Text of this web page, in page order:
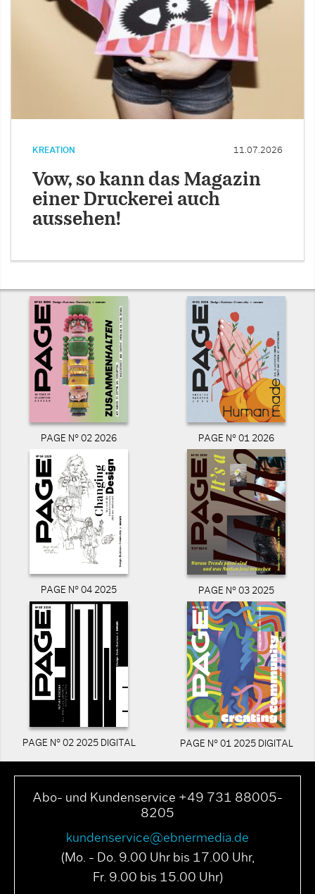
KREATION 11.07.2026
Vow, so kann das Magazin
einer Druckerei auch
aussehen!
PAGE N° 02 2026 PAGE N° 01 2026
PAGE N° 04 2025 PAGE N° 03 2025
PAGE N° 02 2025 DIGITAL PAGE N° 01 2025 DIGITAL
Abo- und Kundenservice +49 731 88005-
8205
kundenservice@ebnermedia.de
(Mo. - Do. 9.00 Uhr bis 17.00 Uhr,
Fr. 9.00 bis 15.00 Uhr)